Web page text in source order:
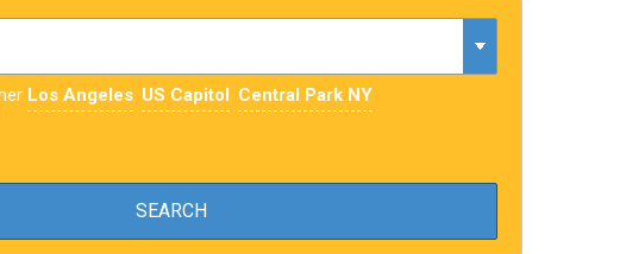
Los Angeles US Capitol Central Park NY